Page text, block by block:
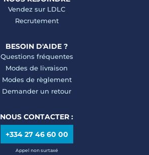
Vendez sur LDLC
Recrutement
BESOIN D'AIDE ?
Questions fréquentes
Modes de livraison
Modes de règlement
Demander un retour
NOUS CONTACTER :
+334 27 46 60 00
Appel non surtaxé